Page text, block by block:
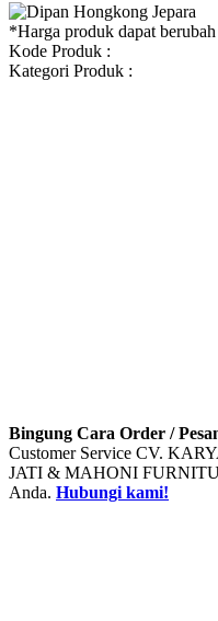
*Harga produk dapat
Kode Produk :
Kategori Produk :
Bingung Cara Order /
Customer Service CV.
JATI & MAHONI
Anda. Hubungi kami!